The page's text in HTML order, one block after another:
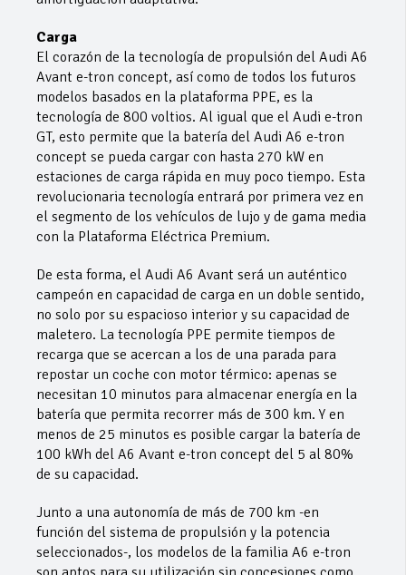
Carga
El corazón de la tecnología de propulsión del Audi A6
Avant e-tron concept, así como de todos los futuros
modelos basados en la plataforma PPE, es la
tecnología de 800 voltios. Al igual que el Audi e-tron
GT, esto permite que la batería del Audi A6 e-tron
concept se pueda cargar con hasta 270 kW en
estaciones de carga rápida en muy poco tiempo. Esta
revolucionaria tecnología entrará por primera vez en
el segmento de los vehículos de lujo y de gama media
con la Plataforma Eléctrica Premium.
De esta forma, el Audi A6 Avant será un auténtico
campeón en capacidad de carga en un doble sentido,
no solo por su espacioso interior y su capacidad de
maletero. La tecnología PPE permite tiempos de
recarga que se acercan a los de una parada para
repostar un coche con motor térmico: apenas se
necesitan 10 minutos para almacenar energía en la
batería que permita recorrer más de 300 km. Y en
menos de 25 minutos es posible cargar la batería de
100 kWh del A6 Avant e-tron concept del 5 al 80%
de su capacidad.
Junto a una autonomía de más de 700 km -en
función del sistema de propulsión y la potencia
seleccionados-, los modelos de la familia A6 e-tron